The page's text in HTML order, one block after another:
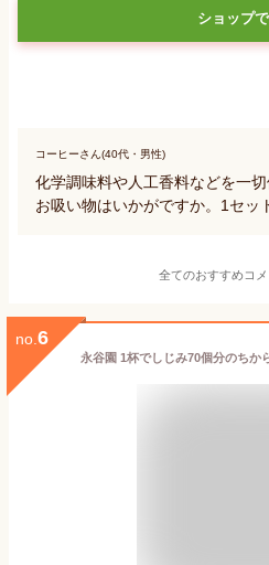
ショップ
コーヒーさん(40代・男性)
化学調味料や人工香料などを一
お吸い物はいかがですか。1セッ
全てのおすすめコメ
no. 6